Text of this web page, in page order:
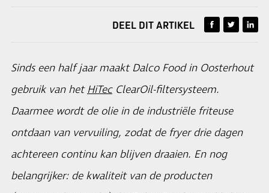
DEEL DIT ARTIKEL
Sinds een half jaar maakt Dalco Food in Oosterhout
gebruik van hetHiTecClearOil-filtersysteem.
Daarmee wordt de olie in de industriële friteuse
ontdaan van vervuiling, zodat de fryer drie dagen
achtereen continu kan blijven draaien. En nog
belangrijker: de kwaliteit van de producten